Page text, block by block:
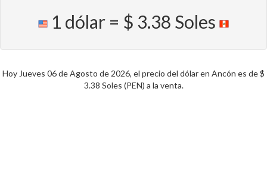
1 dólar = $ 3.38 Soles
Hoy Jueves 06 de Agosto de 2026, el precio del dólar en Ancón es de $
3.38 Soles (PEN) a la venta.